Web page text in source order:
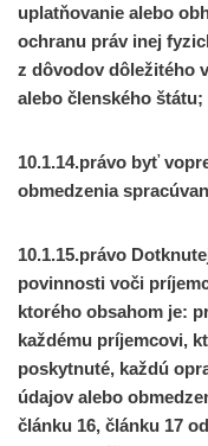
uplatňovanie alebo
ochranu práv inej
z dôvodov dôležitého
alebo členského štátu;
10.1.14.právo byť
obmedzenia
10.1.15.právo
povinnosti voči
ktorého obsahom je:
každému príjemcovi,
poskytnuté, každú
údajov alebo
článku 16, článku 17